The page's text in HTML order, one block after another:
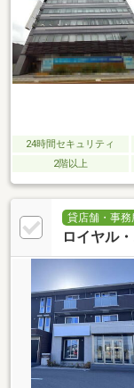
24時間セキュリティ
2階以上
貸店舗・事務
ロイヤル